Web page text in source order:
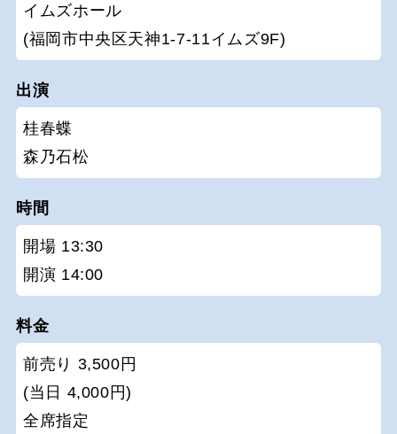
イムズホール
(福岡市中央区天神1-7-11イムズ9F)
出演
桂春蝶
森乃石松
時間
開場 13:30
開演 14:00
料金
前売り 3,500円
(当日 4,000円)
全席指定